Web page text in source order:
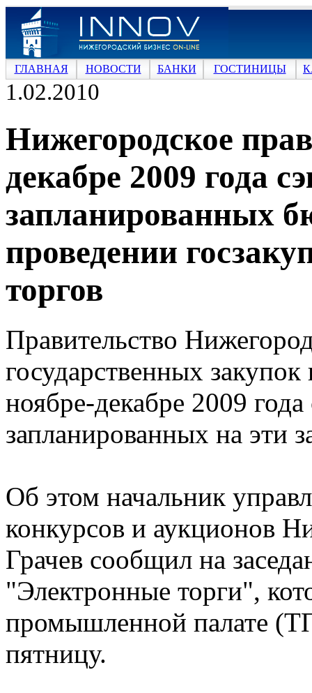
ГЛАВНАЯ НОВОСТИ БАНКИ ГОСТИНИЦЫ
1.02.2010
Нижегородское
декабре 2009 года
запланированных
проведении
торгов
Правительство
государственных
ноябре-декабре 2009
запланированных на эти
Об этом начальник
конкурсов и аукционов
Грачев сообщил на
"Электронные торги",
промышленной палате
пятницу.